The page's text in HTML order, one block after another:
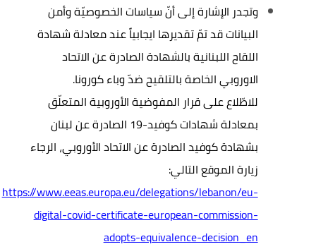
وتجدر الإشارة إلى أنّ سياسات الخصوصيّة وأمن
البيانات قد تمّ تقديرها ايجابياً عند معادلة شهادة
اللقاح اللبنانية بالشهادة الصادرة عن الاتحاد
الاوروبي الخاصة بالتلقيح ضدّ وباء كورونا.
للاطّلاع على قرار المفوضية الأوروبية المتعلّق
بمعادلة شهادات كوفيد-19 الصادرة عن لبنان
بشهادة كوفيد الصادرة عن الاتحاد الأوروبي، الرجاء
زيارة الموقع التالي:
https://www.eeas.europa.eu/delegations/lebanon/eu-
digital-covid-certificate-european-commission-
adopts-equivalence-decision_en